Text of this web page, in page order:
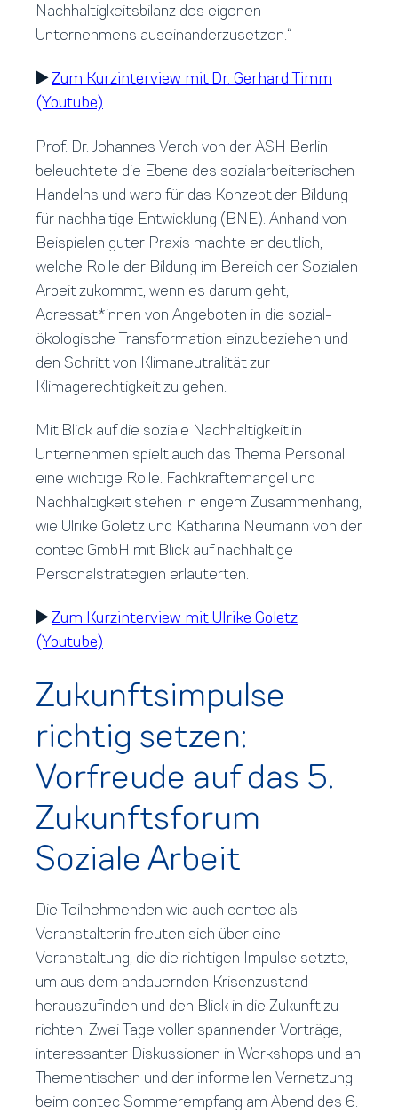
Nachhaltigkeitsbilanz des eigenen
Unternehmens auseinanderzusetzen.“
▶️Zum Kurzinterview mit Dr. Gerhard Timm
(Youtube)
Prof. Dr. Johannes Verch von der ASH Berlin
beleuchtete die Ebene des sozialarbeiterischen
Handelns und warb für das Konzept der Bildung
für nachhaltige Entwicklung (BNE). Anhand von
Beispielen guter Praxis machte er deutlich,
welche Rolle der Bildung im Bereich der Sozialen
Arbeit zukommt, wenn es darum geht,
Adressat*innen von Angeboten in die sozial-
ökologische Transformation einzubeziehen und
den Schritt von Klimaneutralität zur
Klimagerechtigkeit zu gehen.
Mit Blick auf die soziale Nachhaltigkeit in
Unternehmen spielt auch das Thema Personal
eine wichtige Rolle. Fachkräftemangel und
Nachhaltigkeit stehen in engem Zusammenhang,
wie Ulrike Goletz und Katharina Neumann von der
contec GmbH mit Blick auf nachhaltige
Personalstrategien erläuterten.
▶️Zum Kurzinterview mit Ulrike Goletz
(Youtube)
Zukunftsimpulse
richtig setzen:
Vorfreude auf das 5.
Zukunftsforum
Soziale Arbeit
Die Teilnehmenden wie auch contec als
Veranstalterin freuten sich über eine
Veranstaltung, die die richtigen Impulse setzte,
um aus dem andauernden Krisenzustand
herauszufinden und den Blick in die Zukunft zu
richten. Zwei Tage voller spannender Vorträge,
interessanter Diskussionen in Workshops und an
Thementischen und der informellen Vernetzung
beim contec Sommerempfang am Abend des 6.